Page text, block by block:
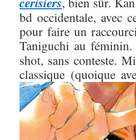
bd occidentale, avec
pour faire un
Taniguchi au
shot, sans conteste.
classique (quoique